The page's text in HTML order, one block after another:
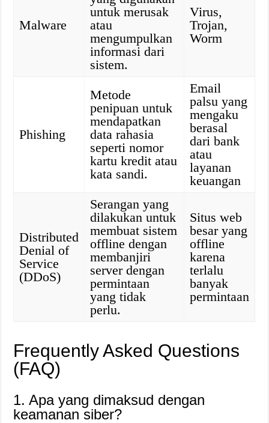
Malware
untuk merusak
atau
mengumpulkan
informasi dari
sistem.
Virus,
Trojan,
Worm
Phishing
Metode
penipuan untuk
mendapatkan
data rahasia
seperti nomor
kartu kredit atau
kata sandi.
Email
palsu yang
mengaku
berasal
dari bank
atau
layanan
keuangan
Distributed
Denial of
Service
(DDoS)
Serangan yang
dilakukan untuk
membuat sistem
offline dengan
membanjiri
server dengan
permintaan
yang tidak
perlu.
Situs web
besar yang
offline
karena
terlalu
banyak
permintaan
Frequently Asked Questions
(FAQ)
1. Apa yang dimaksud dengan
keamanan siber?